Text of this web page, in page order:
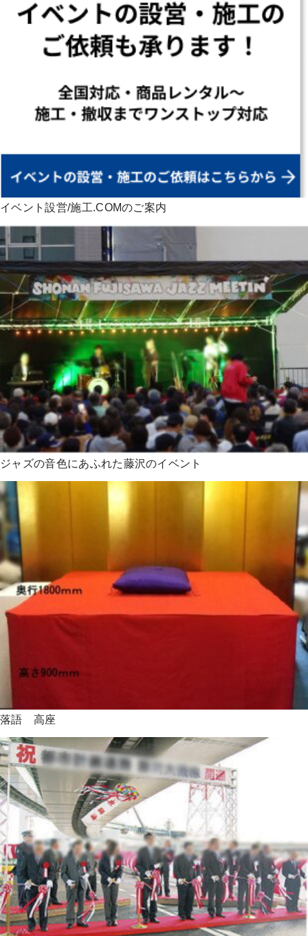
イベント設営/施工.COMのご案内
ジャズの音色にあふれた藤沢のイベント
落語 高座